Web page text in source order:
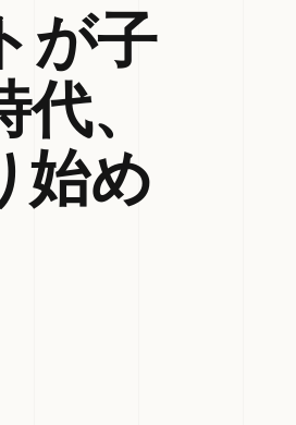
が子
、
始め